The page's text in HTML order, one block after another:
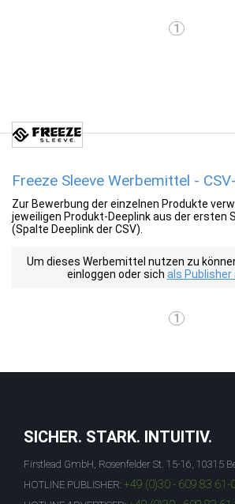
1
Freeze Sleeve Werbemittel -
Zur Bewerbung der einzelnen Produkte
jeweiligen Produkt-Deeplink aus der ersten
(Spalte Deeplink der CSV).
Um dieses Werbemittel nutzen zu
einloggen oder sich als Publisher
1
SICHER. STARK. INTUITIV.
Firstlead GmbH, Rosenfelder St. 15-16, 10315
HOTLINE PUBLISHER: +49 (0)30 - 609 83 61-